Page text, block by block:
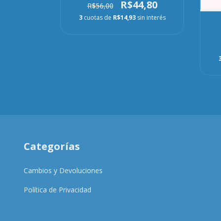
R$56,00 R$44,80
3 cuotas de R$14,93 sin interés
Categorías
Cambios y Devoluciones
Política de Privacidad